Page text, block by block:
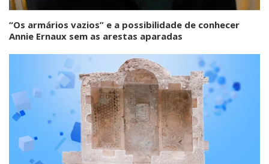
“Os armários vazios” e a possibilidade de conhecer
Annie Ernaux sem as arestas aparadas